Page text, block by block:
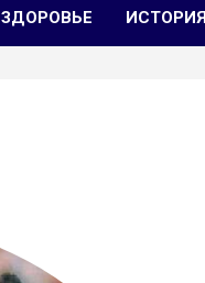
ЗДОРОВЬЕ ИСТОРИЯ